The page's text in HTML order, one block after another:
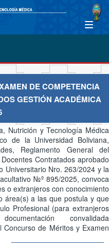
DE COMPETENCIA
GESTIÓN ACADÉMICA
Nutrición y Tecnología Médica
de la Universidad Boliviana,
Reglamento General del
Contratados aprobado
Universitario Nro. 263/2024 y la
№º 895/2025, convoca
o extranjeros con conocimiento
área(s) a las que postula y que
Profesional (para extranjeros
convalidada
de Méritos y Examen